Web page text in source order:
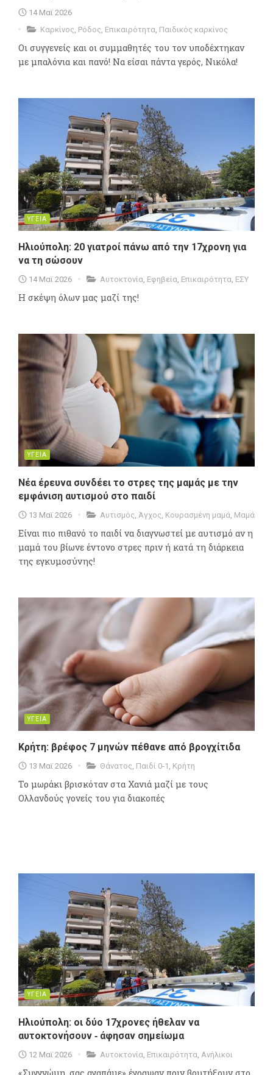
14 Μαϊ 2026
Καρκίνος Ρόδος Επικαιρότητα Παιδικός καρκίνος
Οι συγγενείς και οι συμμαθητές του τον υποδέχτηκαν
με μπαλόνια και πανό! Να είσαι πάντα γερός, Νικόλα!
ΥΓΕΙΑ
Ηλιούπολη: 20 γιατροί πάνω από την 17χρονη για
να τη σώσουν
14 Μαϊ 2026 Αυτοκτονία, Εφηβεία, Επικαιρότητα, ΕΣΥ
H σκέψη όλων μας μαζί της!
ΥΓΕΙΑ
Νέα έρευνα συνδέει το στρες της μαμάς με την
εμφάνιση αυτισμού στo παιδί
13 Μαϊ 2026 Αυτισμός, Άγχος, Κουρασμένη μαμά, Μαμά
Είναι πιο πιθανό το παιδί να διαγνωστεί με αυτισμό αν η
μαμά του βίωνε έντονο στρες πριν ή κατά τη διάρκεια
της εγκυμοσύνης!
ΥΓΕΙΑ
Κρήτη: βρέφος 7 μηνών πέθανε από βρογχίτιδα
13 Μαϊ 2026 Θάνατος Παιδί 0-1 Κρήτη
Το μωράκι βρισκόταν στα Χανιά μαζί με τους
Ολλανδούς γονείς του για διακοπές
ΥΓΕΙΑ
Ηλιούπολη: οι δύο 17χρονες ήθελαν να
αυτοκτονήσουν ‑ άφησαν σημείωμα
12 Μαϊ 2026 Αυτοκτονία Επικαιρότητα Ανήλικοι